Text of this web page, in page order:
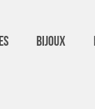
BIJOUX